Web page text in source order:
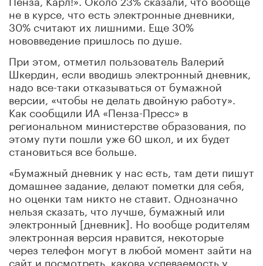
не в курсе, что есть электронные дневники,
30% считают их лишними. Еще 30%
нововведение пришлось по душе.
При этом, отметил пользователь Валерий
Шкердин, если вводишь электронный дневник,
надо все-таки отказываться от бумажной
версии, «чтобы не делать двойную работу».
Как сообщили ИА «Пенза-Пресс» в
региональном министерстве образования, по
этому пути пошли уже 60 школ, и их будет
становиться все больше.
«Бумажный дневник у нас есть, там дети пишут
домашнее задание, делают пометки для себя,
но оценки там никто не ставит. Однозначно
нельзя сказать, что лучше, бумажный или
электронный [дневник]. Но вообще родителям
электронная версия нравится, некоторые
через телефон могут в любой момент зайти на
сайт и посмотреть, какова успеваемость у